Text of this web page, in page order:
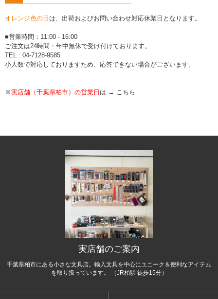
オレンジ色の日 は、出荷およびお問い合わせ対応休業日となります。
■営業時間：11:00 - 16:00
ご注文は24時間・年中無休で受け付けております。
TEL : 04-7128-9585
小人数で対応しておりますため、応答できない場合がございます。
※実店舗（千葉県柏市）の営業日 は → こちら
実店舗のご案内
千葉県柏市にある小さな文具店。輸入文具を中心にユニーク＆便利なアイテム
を取り扱っています。 （JR柏駅 徒歩15分）